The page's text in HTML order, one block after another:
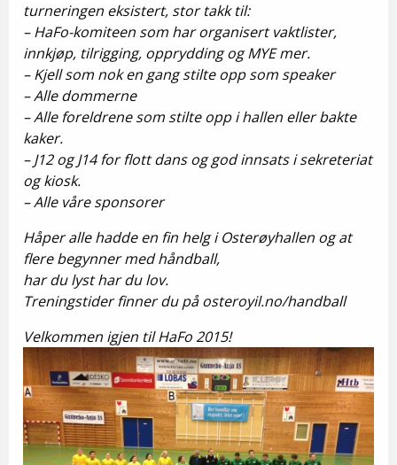
turneringen eksistert, stor takk til:
– HaFo-komiteen som har organisert vaktlister,
innkjøp, tilrigging, opprydding og MYE mer.
– Kjell som nok en gang stilte opp som speaker
– Alle dommerne
– Alle foreldrene som stilte opp i hallen eller bakte
kaker.
– J12 og J14 for flott dans og god innsats i sekreteriat
og kiosk.
– Alle våre sponsorer
Håper alle hadde en fin helg i Osterøyhallen og at
flere begynner med håndball,
har du lyst har du lov.
Treningstider finner du på osteroyil.no/handball
Velkommen igjen til HaFo 2015!